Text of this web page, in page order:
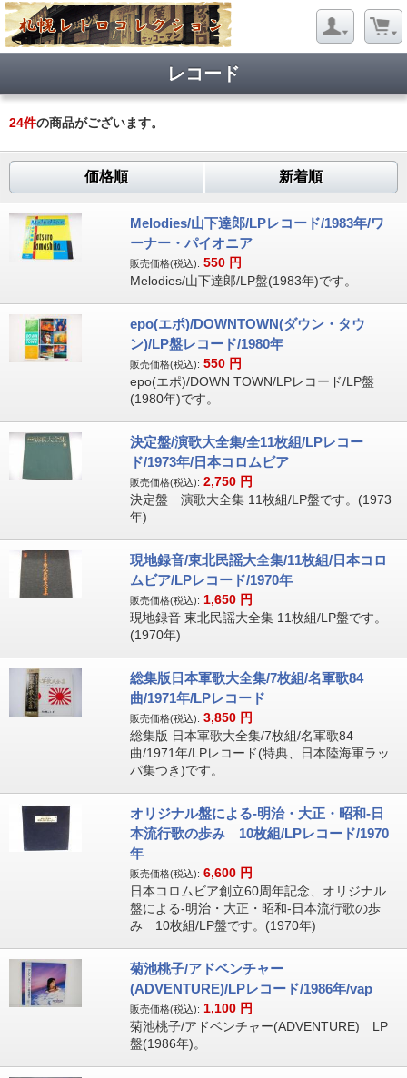
レコード
24件の商品がございます。
価格順 新着順
Melodies/山下達郎/LPレコード/1983年/ワ
ーナー・パイオニア
販売価格(税込): 550 円
Melodies/山下達郎/LP盤(1983年)です。
epo(エポ)/DOWNTOWN(ダウン・タウ
ン)/LP盤レコード/1980年
販売価格(税込): 550 円
epo(エポ)/DOWN TOWN/LPレコード/LP盤
(1980年)です。
決定盤/演歌大全集/全11枚組/LPレコー
ド/1973年/日本コロムビア
販売価格(税込): 2,750 円
決定盤 演歌大全集 11枚組/LP盤です。(1973
年)
現地録音/東北民謡大全集/11枚組/日本コロ
ムビア/LPレコード/1970年
販売価格(税込): 1,650 円
現地録音 東北民謡大全集 11枚組/LP盤です。
(1970年)
総集版日本軍歌大全集/7枚組/名軍歌84
曲/1971年/LPレコード
販売価格(税込): 3,850 円
総集版 日本軍歌大全集/7枚組/名軍歌84
曲/1971年/LPレコード(特典、日本陸海軍ラッ
パ集つき)です。
オリジナル盤による-明治・大正・昭和-日
本流行歌の歩み 10枚組/LPレコード/1970
年
販売価格(税込): 6,600 円
日本コロムビア創立60周年記念、オリジナル
盤による-明治・大正・昭和-日本流行歌の歩
み 10枚組/LP盤です。(1970年)
菊池桃子/アドベンチャー
(ADVENTURE)/LPレコード/1986年/vap
販売価格(税込): 1,100 円
菊池桃子/アドベンチャー(ADVENTURE) LP
盤(1986年)。